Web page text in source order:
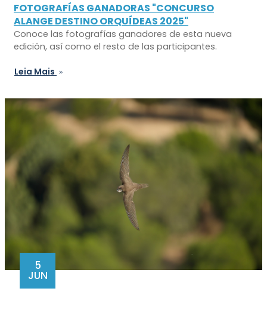
FOTOGRAFÍAS GANADORAS "CONCURSO
ALANGE DESTINO ORQUÍDEAS 2025"
Conoce las fotografías ganadores de esta nueva
edición, así como el resto de las participantes.
Leia Mais
5
JUN